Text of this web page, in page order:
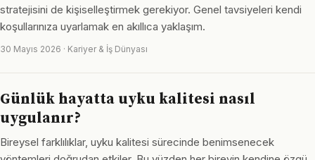
stratejisini de kişiselleştirmek gerekiyor. Genel tavsiyeleri kendi
koşullarınıza uyarlamak en akıllıca yaklaşım.
30 Mayıs 2026 · Kariyer & İş Dünyası
Günlük hayatta uyku kalitesi nasıl
uygulanır?
Bireysel farklılıklar, uyku kalitesi sürecinde benimsenecek